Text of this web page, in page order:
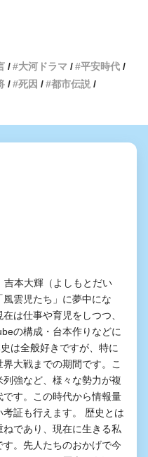
大河ドラマ
平安時代
死因
都市伝説
本大輝（よしもとだい
雲児たち」に夢中にな
は仕事や育児をしつつ、
の構成・台本作りなどに
は全般好きですが、特に
大戦までの期間です。こ
強など、様々な勢力が複
す。この時代から情報量
証も行えます。 歴史とは
であり、現在に生きる私
。先人たちのおかげで今